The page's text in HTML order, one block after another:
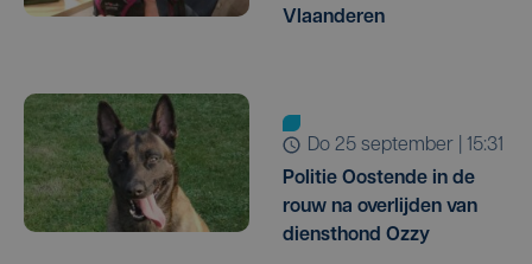
Vlaanderen
do 25 september | 15:31
Politie Oostende in de
rouw na overlijden van
diensthond Ozzy